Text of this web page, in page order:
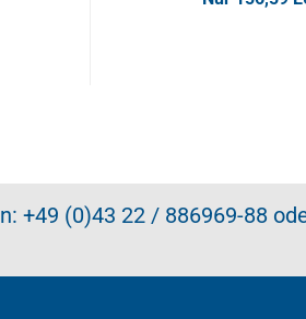
+49 (0)43 22 / 886969-88